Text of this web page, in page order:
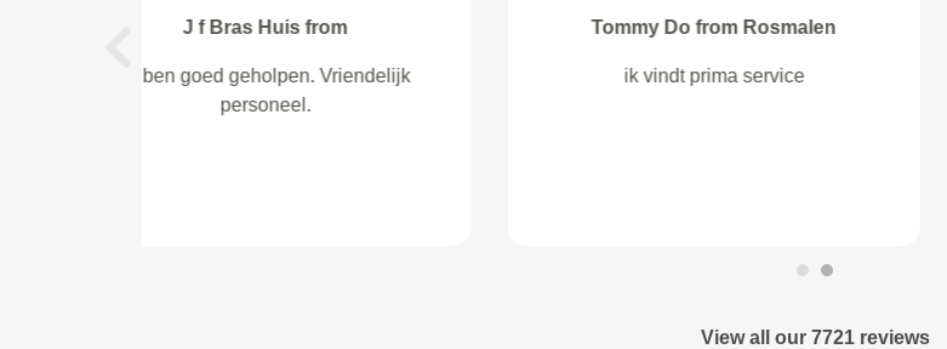
Rostislav Genchev from
Tieleman from Rotterdam
Prima service, goed overleg over
View all our 7721 reviews